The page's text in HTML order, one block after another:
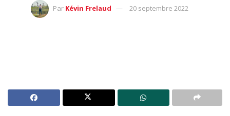
Par Kévin Frelaud 20 septembre 2022